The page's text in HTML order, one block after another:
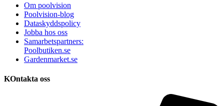
Om poolvision
Poolvision-blog
Dataskyddspolicy
Jobba hos oss
Samarbetspartners:
Poolbutiken.se
Gardenmarket.se
KOntakta oss